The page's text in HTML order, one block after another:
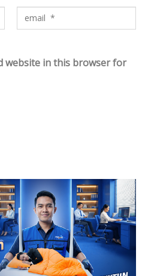
website in this browser for